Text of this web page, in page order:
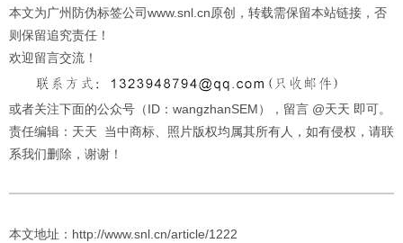
本文为广州防伪标签公司www.snl.cn原创，转载需保留本站链接，否
则保留追究责任！
欢迎留言交流！
或者关注下面的公众号（ID：wangzhanSEM），留言 @天天 即可。
责任编辑：天天 当中商标、照片版权均属其所有人，如有侵权，请联
系我们删除，谢谢！
本文地址：http://www.snl.cn/article/1222